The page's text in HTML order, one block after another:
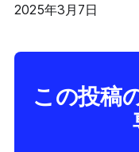
2025年3月7日
この投稿